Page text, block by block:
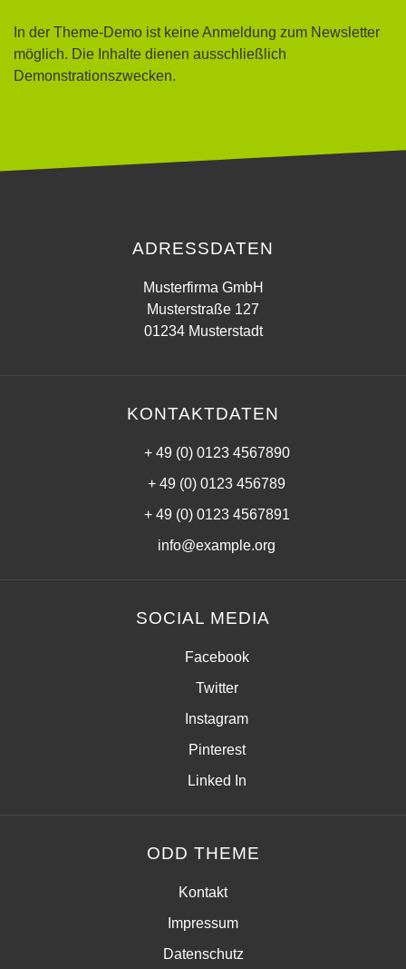
In der Theme-Demo ist keine Anmeldung zum Newsletter
möglich. Die Inhalte dienen ausschließlich
Demonstrationszwecken.
ADRESSDATEN
Musterfirma GmbH
Musterstraße 127
01234 Musterstadt
KONTAKTDATEN
+ 49 (0) 0123 4567890
+ 49 (0) 0123 456789
+ 49 (0) 0123 4567891
info@example.org
SOCIAL MEDIA
Facebook
Twitter
Instagram
Pinterest
Linked In
ODD THEME
Kontakt
Impressum
Datenschutz